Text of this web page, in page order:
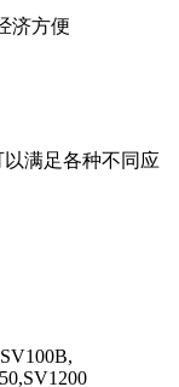
济方便
满足各种不同应